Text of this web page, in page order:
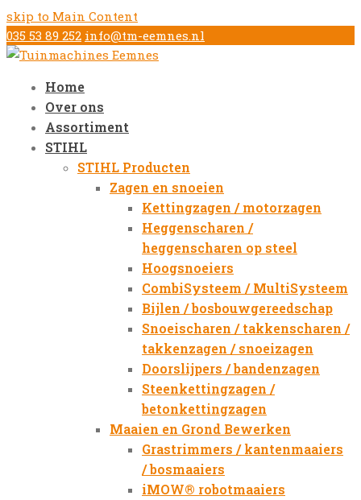
skip to Main Content
035 53 89 252 info@tm-eemnes.nl
Home
Over ons
Assortiment
STIHL
STIHL Producten
Zagen en snoeien
Kettingzagen / motorzagen
Heggenscharen /
heggenscharen op steel
Hoogsnoeiers
CombiSysteem / MultiSysteem
Bijlen / bosbouwgereedschap
Snoeischaren / takkenscharen /
takkenzagen / snoeizagen
Doorslijpers / bandenzagen
Steenkettingzagen /
betonkettingzagen
Maaien en Grond Bewerken
Grastrimmers / kantenmaaiers
/ bosmaaiers
iMOW® robotmaaiers